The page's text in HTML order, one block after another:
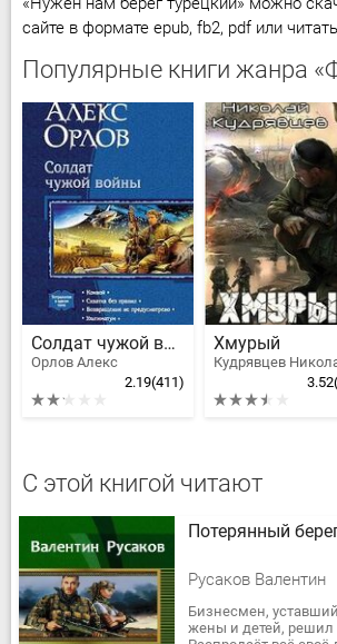
сайте в формате epub, fb2, pdf или
Популярные книги жанра
Солдат чужой войны
Орлов Алекс
2.19(411)
Хмурый
3.52
С этой книгой читают
Потерянный
Русаков Валентин
Бизнесмен,
жены и детей, решил